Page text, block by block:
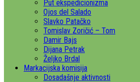
Put ekspedicionizma
Ojos del Salado
Slavko Patačko
Tomislav Zoričić – Tom
Damir Bajs
Dijana Petrak
Željko Brdal
Markacijska komisija
Dosadašnje aktivnosti